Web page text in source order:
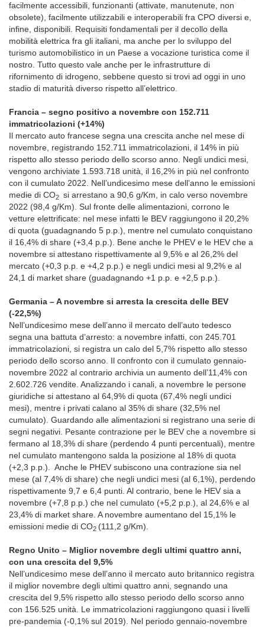
facilmente accessibili, funzionanti (attivate, manutenute, non
obsolete), facilmente utilizzabili e interoperabili fra CPO diversi e,
infine, disponibili. Requisiti fondamentali per il decollo della
mobilità elettrica fra gli italiani, ma anche per lo sviluppo del
turismo automobilistico in un Paese a vocazione turistica come il
nostro. Tutto questo vale anche per le infrastrutture di
rifornimento di idrogeno, sebbene questo si trovi ad oggi in uno
stadio di maturità diverso rispetto all’elettrico.
Francia – segno positivo a novembre con 152.711
immatricolazioni (+14%)
Il mercato auto francese segna una crescita anche nel mese di
novembre, registrando 152.711 immatricolazioni, il 14% in più
rispetto allo stesso periodo dello scorso anno. Negli undici mesi,
vengono archiviate 1.593.718 unità, il 16,2% in più nel confronto
con il cumulato 2022. Nell’undicesimo mese dell’anno le emissioni
medie di CO2 si arrestano a 90,6 g/Km, in calo verso novembre
2022 (98,4 g/Km). Sul fronte delle alimentazioni, corrono le
vetture elettrificate: nel mese infatti le BEV raggiungono il 20,2%
di quota (guadagnando 5 p.p.), mentre nel cumulato conquistano
il 16,4% di share (+3,4 p.p.). Bene anche le PHEV e le HEV che a
novembre si attestano rispettivamente al 9,5% e al 26,2% del
mercato (+0,3 p.p. e +4,2 p.p.) e negli undici mesi al 9,2% e al
24,1 di market share (guadagnando +1 p.p. e +2,5 p.p.).
Germania – A novembre si arresta la crescita delle BEV
(-22,5%)
Nell’undicesimo mese dell’anno il mercato dell’auto tedesco
segna una battuta d’arresto: a novembre infatti, con 245.701
immatricolazioni, si registra un calo del 5,7% rispetto allo stesso
periodo dello scorso anno. Il confronto con il cumulato gennaio-
novembre 2022 al contrario archivia un aumento dell’11,4% con
2.602.726 vendite. Analizzando i canali, a novembre le persone
giuridiche si attestano al 64,9% di quota (67,4% negli undici
mesi), mentre i privati calano al 35% di share (32,5% nel
cumulato). Guardando alle alimentazioni si registrano una serie di
segni negativi. Pesante contrazione per le BEV che a novembre si
fermano al 18,3% di share (perdendo 4 punti percentuali), mentre
nel cumulato mantengono salda la posizione al 18% di quota
(+2,3 p.p.). Anche le PHEV subiscono una contrazione sia nel
mese (al 7,4% di share) che negli undici mesi (al 6,1%), perdendo
rispettivamente 9,7 e 6,4 punti. Al contrario, bene le HEV sia a
novembre (+7,8 p.p.) che nel cumulato (+5,2 p.p.), al 24,6% e al
23,4% di market share. A novembre aumentano del 15,1% le
emissioni medie di CO2 (111,2 g/Km).
Regno Unito – Miglior novembre degli ultimi quattro anni,
con una crescita del 9,5%
Nell’undicesimo mese dell’anno il mercato auto britannico registra
il miglior novembre degli ultimi quattro anni, segnando una
crescita del 9,5% rispetto allo stesso periodo dello scorso anno
con 156.525 unità. Le immatricolazioni raggiungono quasi i livelli
pre-pandemia (-0,1% sul 2019). Nel periodo gennaio-novembre